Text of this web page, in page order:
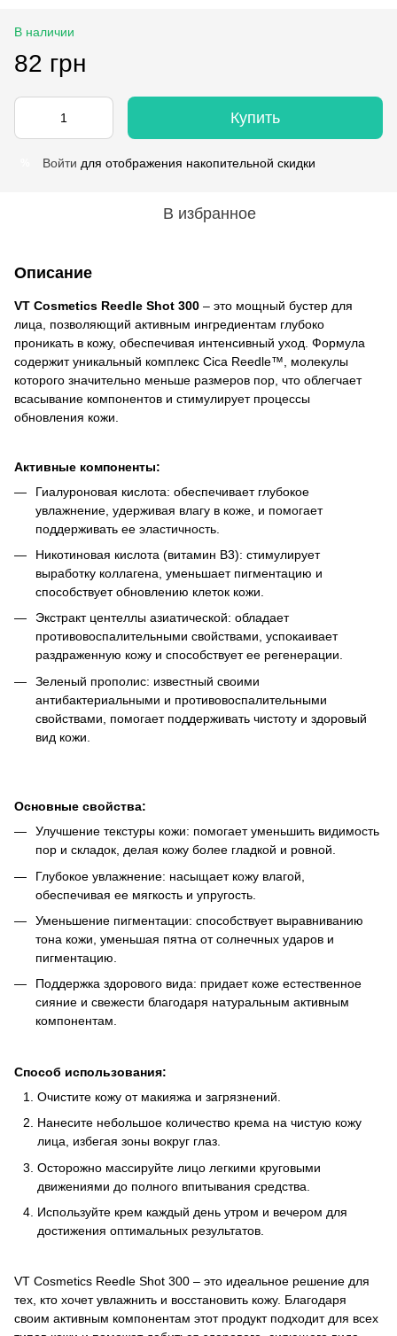
В наличии
82 грн
Купить
Войти для отображения накопительной скидки
В избранное
Описание
VT Cosmetics Reedle Shot 300 – это мощный бустер для
лица, позволяющий активным ингредиентам глубоко
проникать в кожу, обеспечивая интенсивный уход. Формула
содержит уникальный комплекс Cica Reedle™, молекулы
которого значительно меньше размеров пор, что облегчает
всасывание компонентов и стимулирует процессы
обновления кожи.
Активные компоненты:
Гиалуроновая кислота: обеспечивает глубокое
увлажнение, удерживая влагу в коже, и помогает
поддерживать ее эластичность.
Никотиновая кислота (витамин B3): стимулирует
выработку коллагена, уменьшает пигментацию и
способствует обновлению клеток кожи.
Экстракт центеллы азиатической: обладает
противовоспалительными свойствами, успокаивает
раздраженную кожу и способствует ее регенерации.
Зеленый прополис: известный своими
антибактериальными и противовоспалительными
свойствами, помогает поддерживать чистоту и здоровый
вид кожи.
Основные свойства:
Улучшение текстуры кожи: помогает уменьшить видимость
пор и складок, делая кожу более гладкой и ровной.
Глубокое увлажнение: насыщает кожу влагой,
обеспечивая ее мягкость и упругость.
Уменьшение пигментации: способствует выравниванию
тона кожи, уменьшая пятна от солнечных ударов и
пигментацию.
Поддержка здорового вида: придает коже естественное
сияние и свежести благодаря натуральным активным
компонентам.
Способ использования:
Очистите кожу от макияжа и загрязнений.
Нанесите небольшое количество крема на чистую кожу
лица, избегая зоны вокруг глаз.
Осторожно массируйте лицо легкими круговыми
движениями до полного впитывания средства.
Используйте крем каждый день утром и вечером для
достижения оптимальных результатов.
VT Cosmetics Reedle Shot 300 – это идеальное решение для
тех, кто хочет увлажнить и восстановить кожу. Благодаря
своим активным компонентам этот продукт подходит для всех